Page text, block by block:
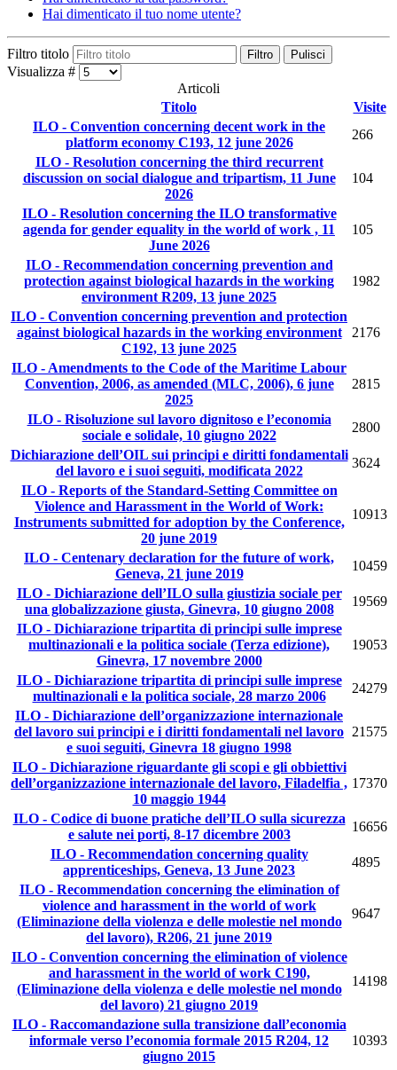
Hai dimenticato il tuo nome utente?
Filtro titolo Filtro Pulisci
Visualizza #
Articoli
Titolo
Visite
ILO - Convention concerning decent work in the
platform economy C193, 12 june 2026
266
ILO - Resolution concerning the third recurrent
discussion on social dialogue and tripartism, 11 June
2026
104
ILO - Resolution concerning the ILO transformative
agenda for gender equality in the world of work , 11
June 2026
105
ILO - Recommendation concerning prevention and
protection against biological hazards in the working
environment R209, 13 june 2025
1982
ILO - Convention concerning prevention and protection
against biological hazards in the working environment
C192, 13 june 2025
2176
ILO - Amendments to the Code of the Maritime Labour
Convention, 2006, as amended (MLC, 2006), 6 june
2025
2815
ILO - Risoluzione sul lavoro dignitoso e l’economia
sociale e solidale, 10 giugno 2022
2800
Dichiarazione dell’OIL sui principi e diritti fondamentali
del lavoro e i suoi seguiti, modificata 2022
3624
ILO - Reports of the Standard-Setting Committee on
Violence and Harassment in the World of Work:
Instruments submitted for adoption by the Conference,
20 june 2019
10913
ILO - Centenary declaration for the future of work,
Geneva, 21 june 2019
10459
ILO - Dichiarazione dell’ILO sulla giustizia sociale per
una globalizzazione giusta, Ginevra, 10 giugno 2008
19569
ILO - Dichiarazione tripartita di principi sulle imprese
multinazionali e la politica sociale (Terza edizione),
Ginevra, 17 novembre 2000
19053
ILO - Dichiarazione tripartita di principi sulle imprese
multinazionali e la politica sociale, 28 marzo 2006
24279
ILO - Dichiarazione dell’organizzazione internazionale
del lavoro sui principi e i diritti fondamentali nel lavoro
e suoi seguiti, Ginevra 18 giugno 1998
21575
ILO - Dichiarazione riguardante gli scopi e gli obbiettivi
dell’organizzazione internazionale del lavoro, Filadelfia ,
10 maggio 1944
17370
ILO - Codice di buone pratiche dell’ILO sulla sicurezza
e salute nei porti, 8-17 dicembre 2003
16656
ILO - Recommendation concerning quality
apprenticeships, Geneva, 13 June 2023
4895
ILO - Recommendation concerning the elimination of
violence and harassment in the world of work
(Eliminazione della violenza e delle molestie nel mondo
del lavoro), R206, 21 june 2019
9647
ILO - Convention concerning the elimination of violence
and harassment in the world of work C190,
(Eliminazione della violenza e delle molestie nel mondo
del lavoro) 21 giugno 2019
14198
ILO - Raccomandazione sulla transizione dall’economia
informale verso l’economia formale 2015 R204, 12
giugno 2015
10393